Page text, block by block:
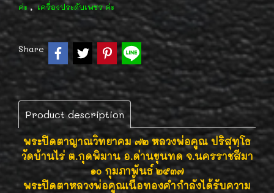
ค่ะ , เครื่องประดับเพชร ค่ะ
Share
Product description
พระปิดตาญาณวิทยาคม ๗๒ หลวงพ่อคูณ ปริสุทฺโธ
วัดบ้านไร่ ต.กุดพิมาน อ.ด่านขุนทด จ.นครราชสีมา
๑๐ กุมภาพันธ์ ๒๕๓๗
พระปิดตาหลวงพ่อคูณเนื้อทองคำกำลังได้รับความ